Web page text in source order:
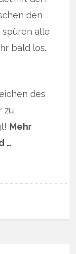
den
alle
bald los.
des
zu
Mehr
…